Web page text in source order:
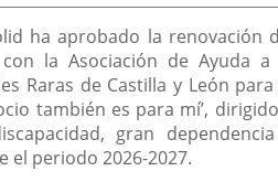
externa.externa.
ha aprobado la renovación
la Asociación de Ayuda a
Raras de Castilla y León
también es para mí’,
gran
el periodo 2026-2027.